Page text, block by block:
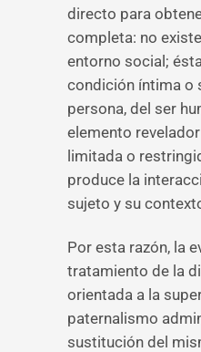
directo para
completa: no
entorno social;
condición íntima o
persona, del ser
elemento
limitada o
produce la
sujeto y su
Por esta razón, la
tratamiento de la
orientada a la
paternalismo
sustitución del